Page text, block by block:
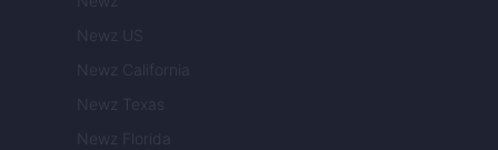
Newz US
Newz California
Newz Texas
Newz Florida